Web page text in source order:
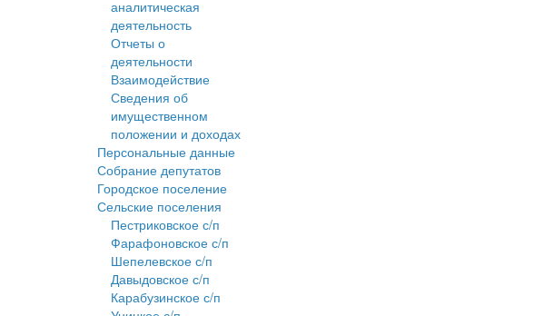
аналитическая
деятельность
Отчеты о
деятельности
Взаимодействие
Сведения об
имущественном
положении и доходах
Персональные данные
Собрание депутатов
Городское поселение
Сельские поселения
Пестриковское с/п
Фарафоновское с/п
Шепелевское с/п
Давыдовское с/п
Карабузинское с/п